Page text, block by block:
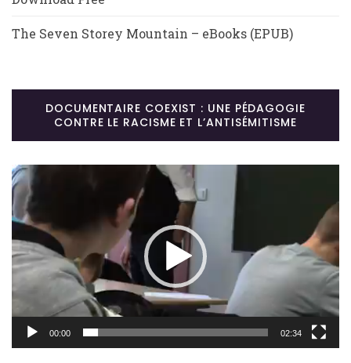
The Seven Storey Mountain – eBooks (EPUB)
DOCUMENTAIRE COEXIST : UNE PÉDAGOGIE
CONTRE LE RACISME ET L’ANTISÉMITISME
Lecteur
vidéo
00:00 02:34